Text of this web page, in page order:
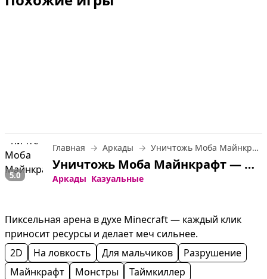
5.0
Главная Аркады Уничтожь Моба Майнкрафт
Уничтожь Моба Майнкрафт — играть онлайн бесплатно
Аркады Казуальные
Пиксельная арена в духе Minecraft — каждый клик
приносит ресурсы и делает меч сильнее.
2D
На ловкость Для мальчиков
Разрушение
Майнкрафт
Монстры Таймкиллер